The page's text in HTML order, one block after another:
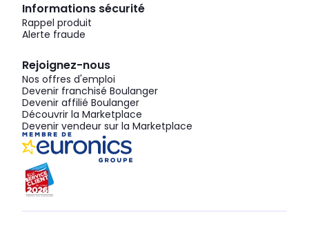
Informations sécurité
Rappel produit
Alerte fraude
Rejoignez-nous
Nos offres d'emploi
Devenir franchisé Boulanger
Devenir affilié Boulanger
Découvrir la Marketplace
Devenir vendeur sur la Marketplace